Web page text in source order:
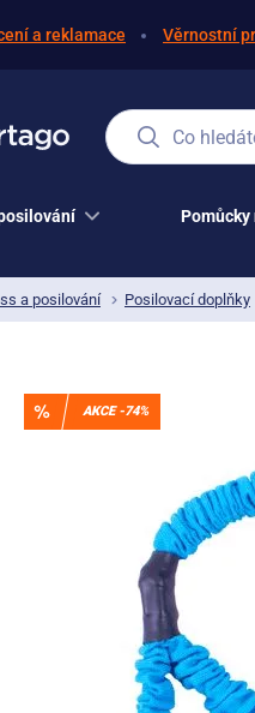
a reklamace Věrnostní
Co
Pomůcky
a posilování Posilovací doplňky
AKCE -74%